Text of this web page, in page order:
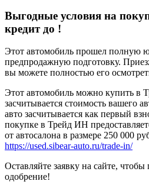
Выгодные условия на
кредит до !
Этот автомобиль прошел полную
предпродажную подготовку.
вы можете полностью его
Этот автомобиль можно купить в
засчитывается стоимость вашего
авто засчитывается как первый
покупке в Трейд ИН
от автосалона в размере 250 000
https://used.sibear-auto.ru/trade-in/
Оставляйте заявку на сайте,
одобрение!